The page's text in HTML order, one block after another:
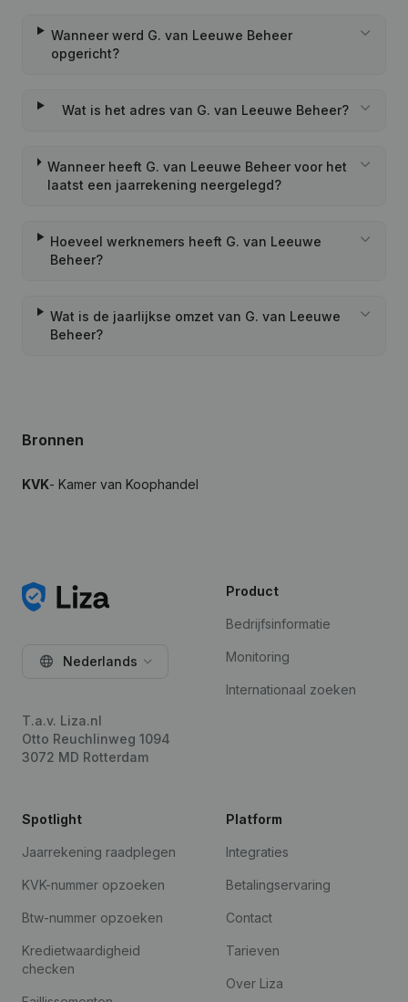
Wanneer werd G. van Leeuwe Beheer
opgericht?
Wat is het adres van G. van Leeuwe Beheer?
Wanneer heeft G. van Leeuwe Beheer voor het
laatst een jaarrekening neergelegd?
Hoeveel werknemers heeft G. van Leeuwe
Beheer?
Wat is de jaarlijkse omzet van G. van Leeuwe
Beheer?
Bronnen
KVK- Kamer van Koophandel
Nederlands
T.a.v. Liza.nl
Otto Reuchlinweg 1094
3072 MD Rotterdam
Product
Bedrijfsinformatie
Monitoring
Internationaal zoeken
Spotlight
Jaarrekening raadplegen
KVK-nummer opzoeken
Btw-nummer opzoeken
Kredietwaardigheid
checken
Platform
Integraties
Betalingservaring
Contact
Tarieven
Over Liza